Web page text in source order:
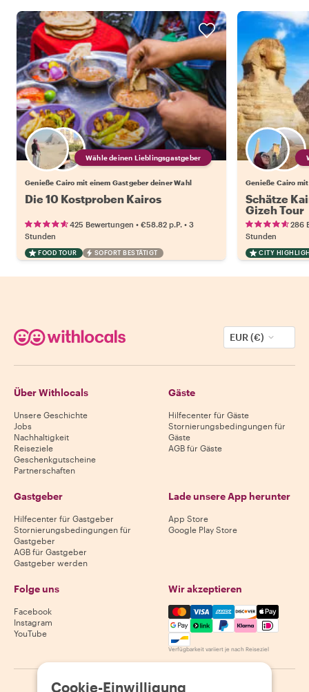
Wähle deinen Lieblingsgastgeber
Genieße Cairo mit einem Gastgeber deiner Wahl
Die 10 Kostproben Kairos
425 Bewertungen • €58.82 p.P. • 3
Stunden
FOOD TOUR SOFORT BESTÄTIGT
Genieße Cairo
Schätze
Gizeh Tour
286
Stunden
CITY
EUR (€)
Über Withlocals
Unsere Geschichte
Jobs
Nachhaltigkeit
Reiseziele
Geschenkgutscheine
Partnerschaften
Gäste
Hilfecenter für Gäste
Stornierungsbedingungen für
Gäste
AGB für Gäste
Gastgeber
Hilfecenter für Gastgeber
Stornierungsbedingungen für
Gastgeber
AGB für Gastgeber
Gastgeber werden
Lade unsere App herunter
App Store
Google Play Store
Folge uns
Facebook
Instagram
YouTube
Wir akzeptieren
Mastercard, Visa, Amex,
Verfügbarkeit variiert je nach Reiseziel
Cookie-Einwilligung